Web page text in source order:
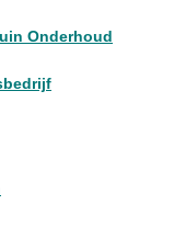
Onderhoud